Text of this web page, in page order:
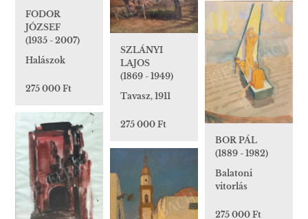
FODOR
JÓZSEF
(1935 - 2007)
Halászok
275 000 Ft
SZLÁNYI
LAJOS
(1869 - 1949)
Tavasz, 1911
275 000 Ft
BOR PÁL
(1889 - 1982)
Balatoni
vitorlás
275 000 Ft